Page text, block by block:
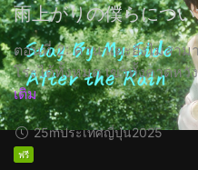
雨上がりの僕らについ
ตอนที่ 2: คานาเดะยังไม่สา
โระได้ทั้งหมด เขาทั้งคาดหวั
เติม
25mประเทศญี่ปุ่น2025
ฟรี